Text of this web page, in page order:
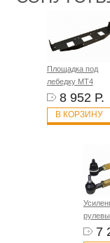
Площадка под
лебедку MT4
8 952 Р.
В КОРЗИНУ
7